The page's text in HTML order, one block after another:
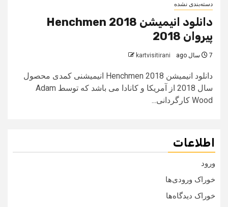
دسته‌بندی نشده
دانلود انیمیشن Henchmen 2018
پیروان 2018
7 سال ago kartvisitirani
دانلود انیمیشن Henchmen 2018 انیمیشنی کمدی محصول
سال 2018 از آمریکا و کانادا می باشد که توسط Adam
Wood کارگردانی...
اطلاعات
ورود
خوراک ورودی‌ها
خوراک دیدگاه‌ها